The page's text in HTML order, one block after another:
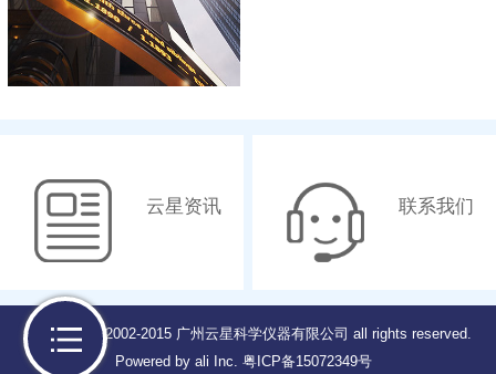
云星资讯 联系我们
Copyright © 2002-2015 广州云星科学仪器有限公司 all rights reserved.
Powered by ali Inc. 粤ICP备15072349号